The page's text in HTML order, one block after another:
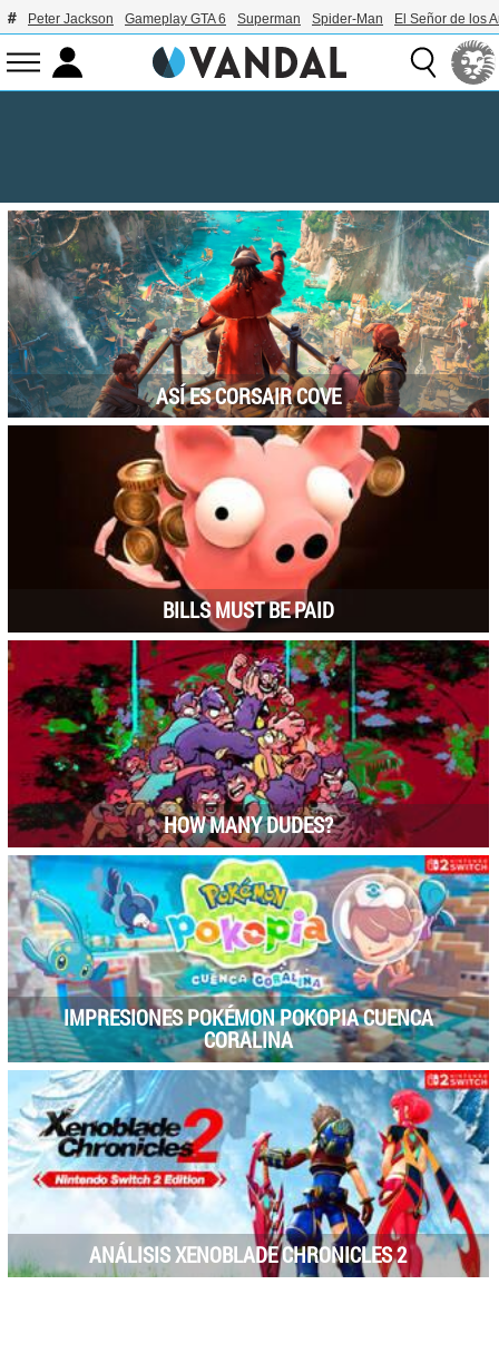
Peter Jackson Gameplay GTA 6 Superman Spider-Man El Señor de los
ASÍ ES CORSAIR COVE
BILLS MUST BE PAID
HOW MANY DUDES?
IMPRESIONES POKÉMON POKOPIA CUENCA
CORALINA
ANÁLISIS XENOBLADE CHRONICLES 2